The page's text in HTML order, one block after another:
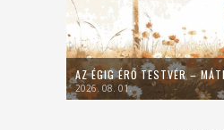
AZ ÉGIG ÉRŐ TESTVÉR –
2026. 08. 01.